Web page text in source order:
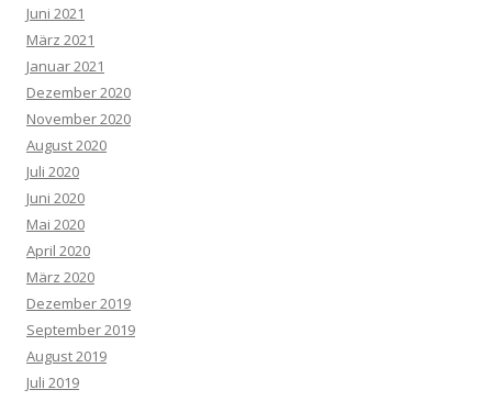
Juni 2021
März 2021
Januar 2021
Dezember 2020
November 2020
August 2020
Juli 2020
Juni 2020
Mai 2020
April 2020
März 2020
Dezember 2019
September 2019
August 2019
Juli 2019